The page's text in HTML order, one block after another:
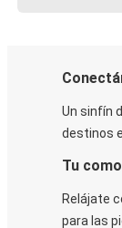
Un sinfín
destinos
Tu
Relájate
para las